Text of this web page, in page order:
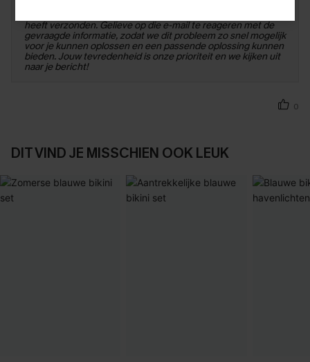
heeft verzonden. Gelieve op die e-mail te reageren met de
gevraagde informatie, zodat we dit probleem zo snel mogelijk
voor je kunnen oplossen en een passende oplossing kunnen
bieden. Jouw tevredenheid is onze prioriteit en we kijken uit
naar je bericht!
0
DIT VIND JE MISSCHIEN OOK LEUK